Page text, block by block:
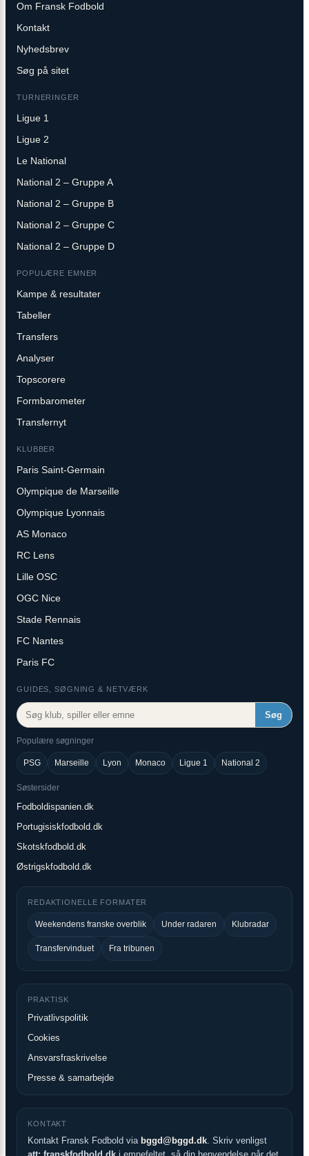
Om Fransk Fodbold
Kontakt
Nyhedsbrev
Søg på sitet
TURNERINGER
Ligue 1
Ligue 2
Le National
National 2 – Gruppe A
National 2 – Gruppe B
National 2 – Gruppe C
National 2 – Gruppe D
POPULÆRE EMNER
Kampe & resultater
Tabeller
Transfers
Analyser
Topscorere
Formbarometer
Transfernyt
KLUBBER
Paris Saint-Germain
Olympique de Marseille
Olympique Lyonnais
AS Monaco
RC Lens
Lille OSC
OGC Nice
Stade Rennais
FC Nantes
Paris FC
GUIDES, SØGNING & NETVÆRK
Søg
Populære søgninger
PSG Marseille Lyon Monaco Ligue 1 National 2
Søstersider
Fodboldispanien.dk
Portugisiskfodbold.dk
Skotskfodbold.dk
Østrigskfodbold.dk
REDAKTIONELLE FORMATER
Weekendens franske overblik Under radaren Klubradar
Transfervinduet Fra tribunen
PRAKTISK
Privatlivspolitik
Cookies
Ansvarsfraskrivelse
Presse & samarbejde
KONTAKT
Kontakt Fransk Fodbold via bggd@bggd.dk. Skriv venligst